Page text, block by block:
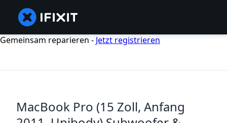
Gemeinsam reparieren - Jetzt registrieren
MacBook Pro (15 Zoll, Anfang